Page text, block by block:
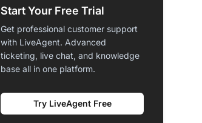
Start Your Free Trial
Get professional customer support
with LiveAgent. Advanced
ticketing, live chat, and knowledge
base all in one platform.
Try LiveAgent Free